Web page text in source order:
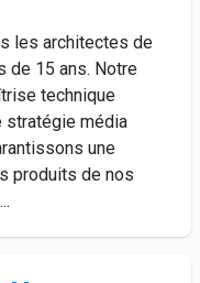
les architectes de
de 15 ans. Notre
technique
stratégie média
une
produits de nos